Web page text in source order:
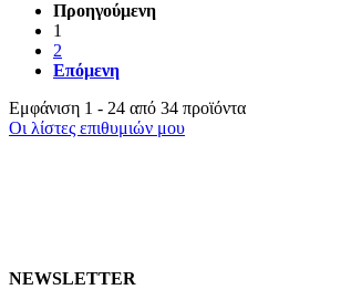
Προηγούμενη
1
2
Επόμενη
Εμφάνιση 1 - 24 από 34 προϊόντα
Οι λίστες επιθυμιών μου
NEWSLETTER